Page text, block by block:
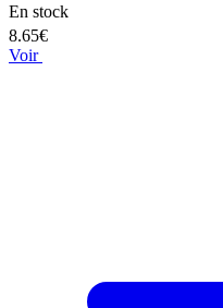
En stock
8.65€
Voir